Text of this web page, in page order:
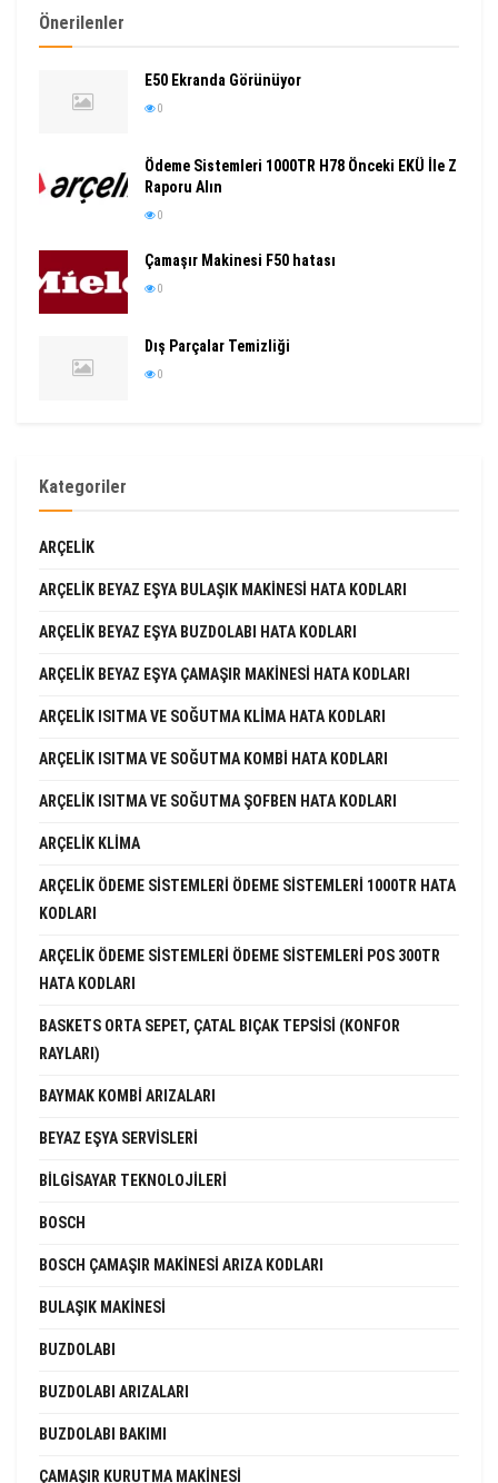
Önerilenler
E50 Ekranda Görünüyor
0
Ödeme Sistemleri 1000TR H78 Önceki EKÜ İle Z
Raporu Alın
0
Çamaşır Makinesi F50 hatası
0
Dış Parçalar Temizliği
0
Kategoriler
ARÇELIK
ARÇELIK BEYAZ EŞYA BULAŞIK MAKINESI HATA KODLARI
ARÇELIK BEYAZ EŞYA BUZDOLABI HATA KODLARI
ARÇELIK BEYAZ EŞYA ÇAMAŞIR MAKINESI HATA KODLARI
ARÇELIK ISITMA VE SOĞUTMA KLIMA HATA KODLARI
ARÇELIK ISITMA VE SOĞUTMA KOMBI HATA KODLARI
ARÇELIK ISITMA VE SOĞUTMA ŞOFBEN HATA KODLARI
ARÇELIK KLIMA
ARÇELIK ÖDEME SISTEMLERI ÖDEME SISTEMLERI 1000TR HATA
KODLARI
ARÇELIK ÖDEME SISTEMLERI ÖDEME SISTEMLERI POS 300TR
HATA KODLARI
BASKETS ORTA SEPET, ÇATAL BIÇAK TEPSISI (KONFOR
RAYLARI)
BAYMAK KOMBI ARIZALARI
BEYAZ EŞYA SERVISLERI
BILGISAYAR TEKNOLOJILERI
BOSCH
BOSCH ÇAMAŞIR MAKINESI ARIZA KODLARI
BULAŞIK MAKINESI
BUZDOLABI
BUZDOLABI ARIZALARI
BUZDOLABI BAKIMI
ÇAMAŞIR KURUTMA MAKINESI